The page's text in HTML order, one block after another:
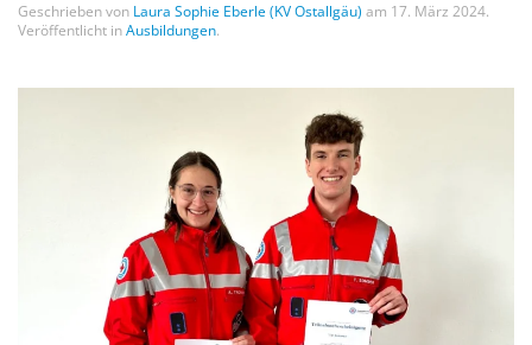
Geschrieben von Laura Sophie Eberle (KV Ostallgäu) am 17. März 2024.
Veröffentlicht inAusbildungen.